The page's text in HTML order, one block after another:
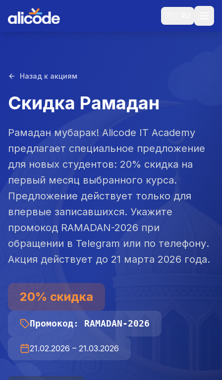
Назад к акциям
Скидка Рамадан
Рамадан мубарак! Alicode IT Academy
предлагает специальное предложение
для новых студентов: 20% скидка на
первый месяц выбранного курса.
Предложение действует только для
впервые записавшихся. Укажите
промокод RAMADAN-2026 при
обращении в Telegram или по телефону.
Акция действует до 21 марта 2026 года.
20% скидка
Промокод: RAMADAN-2026
21.02.2026 – 21.03.2026